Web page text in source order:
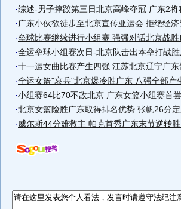
·综述-男子摔跤第三日北京高峰夺冠 广东2将
· 广东小伙欲徒步至北京宣传亚运会 拒绝经济
·垒球比赛继续进行小组赛 强强对话北京战胜
·全运垒球小组赛次日-北京队击出本垒打战
·十一运女曲比赛产生四强 江苏北京辽宁广东
·全运女篮"哀兵"北京爆冷胜广东 八强全部产
·小组赛64比70不敌北京 广东女篮小组赛首
·北京女篮险胜广东取得排名优势 张帆26分
· 威尔斯44分难救主 帕克首秀广东末节逆转